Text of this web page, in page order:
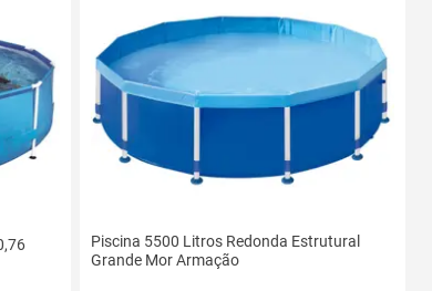
Piscina 5500 Litros Redonda Estrutural
Grande Mor Armação